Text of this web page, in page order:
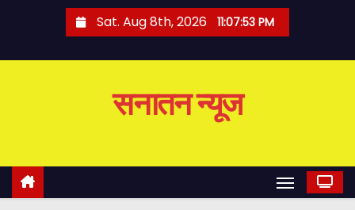
o
Sat. Aug 8th, 2026 11:07:54 PM
सनातन न्यूज